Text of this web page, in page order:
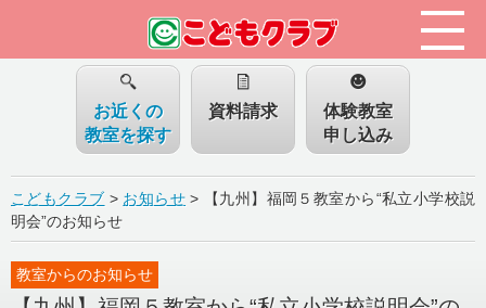
お近くの
教室を探す
資料請求
体験教室
申し込み
こどもクラブ> お知らせ >
【九州】福岡５教室から“私立小学校説
明会”のお知らせ
教室からのお知らせ